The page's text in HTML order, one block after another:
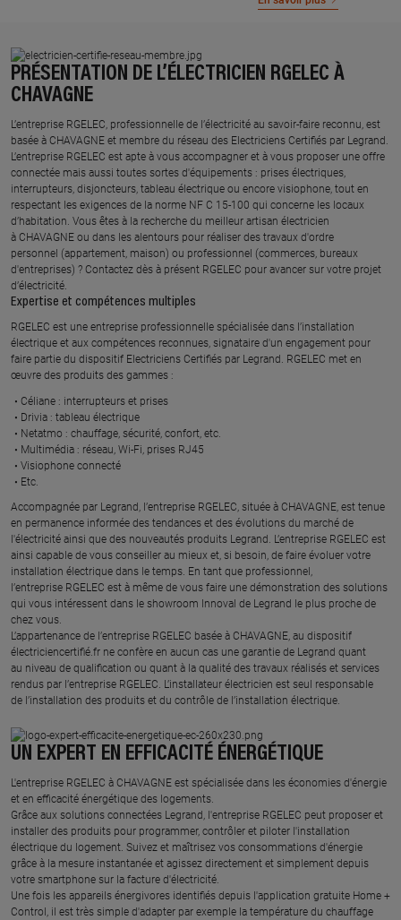
PRÉSENTATION DE L’ÉLECTRICIEN RGELEC À
CHAVAGNE
L’entreprise RGELEC, professionnelle de l’électricité au savoir-faire reconnu, est
basée à CHAVAGNE et membre du réseau des Electriciens Certifiés par Legrand.​
L’entreprise RGELEC est apte à vous accompagner et à vous proposer une offre
connectée mais aussi toutes sortes d'équipements : prises électriques,
interrupteurs, disjoncteurs, tableau électrique ou encore visiophone, tout en
respectant les exigences de la norme NF C 15-100 qui concerne les locaux
d’habitation. Vous êtes à la recherche du meilleur artisan électricien
à CHAVAGNE ou dans les alentours pour réaliser des travaux d'ordre
personnel (appartement, maison) ou professionnel (commerces, bureaux
d'entreprises) ? Contactez dès à présent RGELEC pour avancer sur votre projet
d’électricité.
Expertise et compétences multiples​
​RGELEC est une entreprise professionnelle spécialisée dans l’installation
électrique et aux compétences reconnues, ​signataire d'un engagement pour
faire partie du dispositif Electriciens Certifiés par Legrand​. RGELEC met en
œuvre des produits des gammes : ​
Céliane : interrupteurs et prises ​
Drivia : tableau électrique ​
Netatmo : chauffage, sécurité, confort, etc.​
Multimédia : réseau, Wi-Fi, prises RJ45​
Visiophone connecté​
Etc.​
​Accompagnée par Legrand, l’entreprise RGELEC, située à CHAVAGNE, est tenue
en permanence informée des tendances et des évolutions du marché de
l'électricité ainsi que des nouveautés produits Legrand. L’entreprise RGELEC est
ainsi capable de vous conseiller au mieux et, si besoin, de faire évoluer votre
installation électrique dans le temps. En tant que professionnel,
l’entreprise RGELEC est à même de vous faire une démonstration des solutions
qui vous intéressent dans le showroom Innoval de Legrand le plus proche de
chez vous.​
L’appartenance de l’entreprise RGELEC basée à CHAVAGNE, au dispositif
électriciencertifié.fr ne confère en aucun cas une garantie de Legrand quant
au niveau de qualification ou quant à la qualité des travaux réalisés et services
rendus par l’entreprise RGELEC. L’installateur électricien est seul responsable
de l’installation des produits et du contrôle de l’installation électrique.
UN EXPERT EN EFFICACITÉ ÉNERGÉTIQUE
L'entreprise RGELEC à CHAVAGNE est spécialisée dans les économies d'énergie
et en efficacité énergétique des logements.
Grâce aux solutions connectées Legrand, l'entreprise RGELEC peut proposer et
installer des produits pour programmer, contrôler et piloter l'installation
électrique du logement. Suivez et maîtrisez vos consommations d'énergie
grâce à la mesure instantanée et agissez directement et simplement depuis
votre smartphone sur la facture d'électricité.
Une fois les appareils énergivores identifiés depuis l'application gratuite Home +
Control, il est très simple d'adapter par exemple la température du chauffage